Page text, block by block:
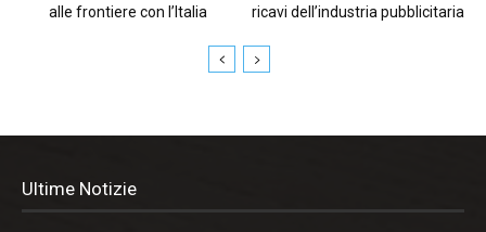
alle frontiere con l’Italia
ricavi dell’industria pubblicitaria
Ultime Notizie